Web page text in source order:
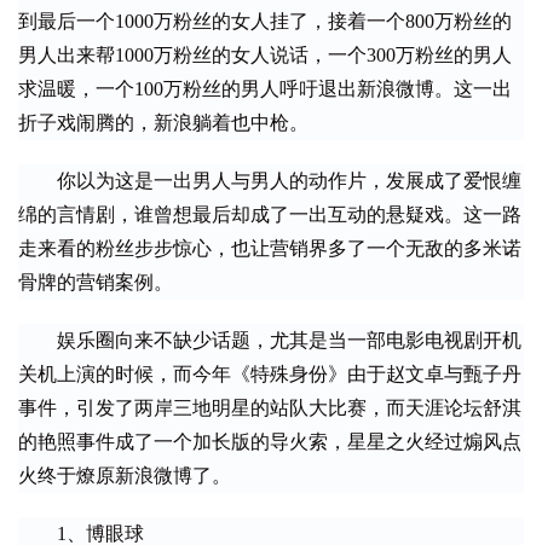
到最后一个1000万粉丝的女人挂了，接着一个800万粉丝的
男人出来帮1000万粉丝的女人说话，一个300万粉丝的男人
求温暖，一个100万粉丝的男人呼吁退出新浪微博。这一出
折子戏闹腾的，新浪躺着也中枪。
你以为这是一出男人与男人的动作片，发展成了爱恨缠
绵的言情剧，谁曾想最后却成了一出互动的悬疑戏。这一路
走来看的粉丝步步惊心，也让营销界多了一个无敌的多米诺
骨牌的营销案例。
娱乐圈向来不缺少话题，尤其是当一部电影电视剧开机
关机上演的时候，而今年《特殊身份》由于赵文卓与甄子丹
事件，引发了两岸三地明星的站队大比赛，而天涯论坛舒淇
的艳照事件成了一个加长版的导火索，星星之火经过煽风点
火终于燎原新浪微博了。
1、博眼球